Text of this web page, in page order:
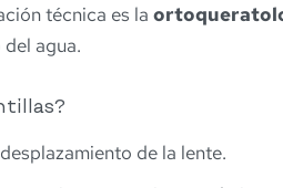
técnica es la
agua.
de la lente.